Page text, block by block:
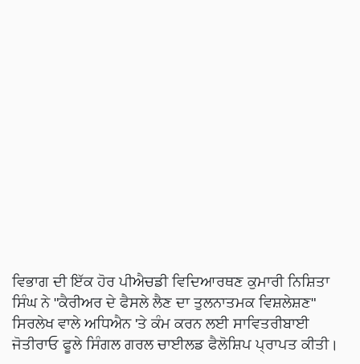
ਵਿਭਾਗ ਦੀ ਇੱਕ ਹੋਰ ਪੀਐਚਡੀ ਵਿਦਿਆਰਥਣ ਕੁਮਾਰੀ ਨਿਸ਼ਿਤਾ
ਸਿੰਘ ਨੇ "ਕੈਰੀਅਰ ਦੇ ਫੈਸਲੇ ਲੈਣ ਦਾ ਤੁਲਨਾਤਮਕ ਵਿਸ਼ਲੇਸ਼ਣ"
ਸਿਰਲੇਖ ਵਾਲੇ ਅਧਿਐਨ 'ਤੇ ਕੰਮ ਕਰਨ ਲਈ ਸਾਵਿਤਰੀਬਾਈ
ਜੋਤੀਰਾਓ ਫੂਲੇ ਸਿੰਗਲ ਗਰਲ ਚਾਈਲਡ ਫੈਲੋਸ਼ਿਪ ਪ੍ਰਾਪਤ ਕੀਤੀ।